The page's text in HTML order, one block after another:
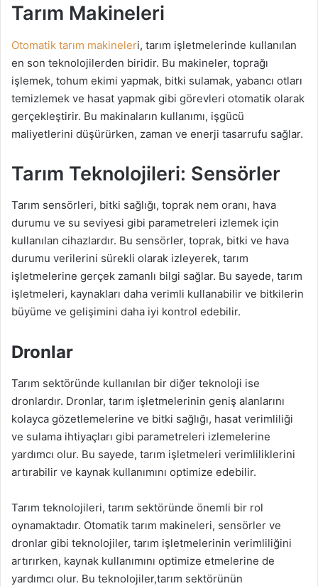
Tarım Makineleri
Otomatik tarım makineleri, tarım işletmelerinde kullanılan
en son teknolojilerden biridir. Bu makineler, toprağı
işlemek, tohum ekimi yapmak, bitki sulamak, yabancı otları
temizlemek ve hasat yapmak gibi görevleri otomatik olarak
gerçekleştirir. Bu makinaların kullanımı, işgücü
maliyetlerini düşürürken, zaman ve enerji tasarrufu sağlar.
Tarım Teknolojileri: Sensörler
Tarım sensörleri, bitki sağlığı, toprak nem oranı, hava
durumu ve su seviyesi gibi parametreleri izlemek için
kullanılan cihazlardır. Bu sensörler, toprak, bitki ve hava
durumu verilerini sürekli olarak izleyerek, tarım
işletmelerine gerçek zamanlı bilgi sağlar. Bu sayede, tarım
işletmeleri, kaynakları daha verimli kullanabilir ve bitkilerin
büyüme ve gelişimini daha iyi kontrol edebilir.
Dronlar
Tarım sektöründe kullanılan bir diğer teknoloji ise
dronlardır. Dronlar, tarım işletmelerinin geniş alanlarını
kolayca gözetlemelerine ve bitki sağlığı, hasat verimliliği
ve sulama ihtiyaçları gibi parametreleri izlemelerine
yardımcı olur. Bu sayede, tarım işletmeleri verimliliklerini
artırabilir ve kaynak kullanımını optimize edebilir.
Tarım teknolojileri, tarım sektöründe önemli bir rol
oynamaktadır. Otomatik tarım makineleri, sensörler ve
dronlar gibi teknolojiler, tarım işletmelerinin verimliliğini
artırırken, kaynak kullanımını optimize etmelerine de
yardımcı olur. Bu teknolojiler,tarım sektörünün